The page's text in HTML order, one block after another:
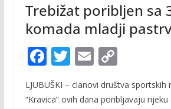
Trebižat poribljen sa
komada mladji
F
ac
e
T
w
itt
E
m
ai
C
p
LJUBUŠKI – clanovi društva sportskih
“Kravica” ovih dana poribljavaju